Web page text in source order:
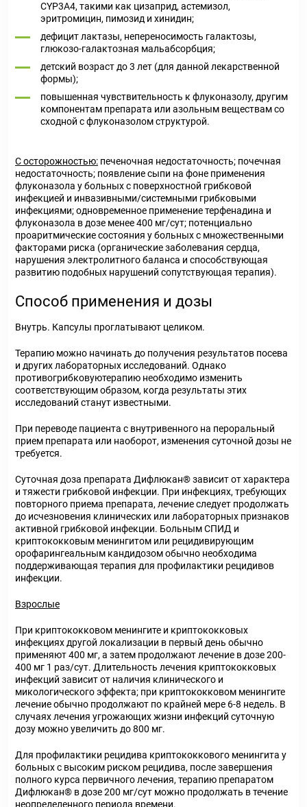
CYP3A4, такими как цизаприд, астемизол,
эритромицин, пимозид и хинидин;
дефицит лактазы, непереносимость галактозы,
глюкозо-галактозная мальабсорбция;
детский возраст до 3 лет (для данной лекарственной
формы);
повышенная чувствительность к флуконазолу, другим
компонентам препарата или азольным веществам со
сходной с флуконазолом структурой.
С осторожностью: печеночная недостаточность; почечная
недостаточность; появление сыпи на фоне применения
флуконазола у больных с поверхностной грибковой
инфекцией и инвазивными/системными грибковыми
инфекциями; одновременное применение терфенадина и
флуконазола в дозе менее 400 мг/сут; потенциально
проаритмические состояния у больных с множественными
факторами риска (органические заболевания сердца,
нарушения электролитного баланса и способствующая
развитию подобных нарушений сопутствующая терапия).
Способ применения и дозы
Внутрь. Капсулы проглатывают целиком.
Терапию можно начинать до получения результатов посева
и других лабораторных исследований. Однако
противогрибковуютерапию необходимо изменить
соответствующим образом, когда результаты этих
исследований станут известными.
При переводе пациента с внутривенного на пероральный
прием препарата или наоборот, изменения суточной дозы не
требуется.
Суточная доза препарата Дифлюкан®зависит от характера
и тяжести грибковой инфекции. При инфекциях, требующих
повторного приема препарата, лечение следует продолжать
до исчезновения клинических или лабораторных признаков
активной грибковой инфекции. Больным СПИД и
криптококковым менингитом или рецидивирующим
орофарингеальным кандидозом обычно необходима
поддерживающая терапия для профилактики рецидивов
инфекции.
Взрослые
При криптококковом менингите и криптококковых
инфекциях другой локализации в первый день обычно
применяют 400 мг, а затем продолжают лечение в дозе 200-
400 мг 1 раз/сут. Длительность лечения криптококковых
инфекций зависит от наличия клинического и
микологического эффекта; при криптококковом менингите
лечение обычно продолжают по крайней мере 6-8 недель. В
случаях лечения угрожающих жизни инфекций суточную
дозу можно увеличить до 800 мг.
Для профилактики рецидива криптококкового менингита у
больных с высоким риском рецидива, после завершения
полного курса первичного лечения, терапию препаратом
Дифлюкан® в дозе 200 мг/сут можно продолжать в течение
неопределенного периода времени.